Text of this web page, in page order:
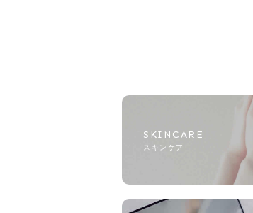
SKINCARE
スキンケア